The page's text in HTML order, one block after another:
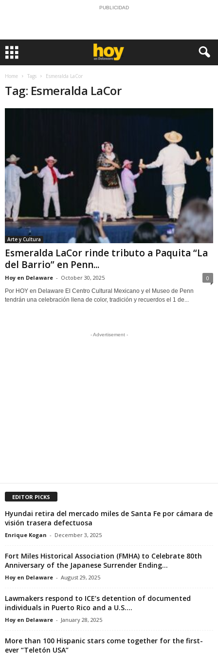
PUBLICIDAD
Home Tags Esmeralda LaCor
Tag: Esmeralda LaCor
Arte y Cultura
Esmeralda LaCor rinde tributo a Paquita “La
del Barrio” en Penn...
Hoy en Delaware - October 30, 2025 0
Por HOY en Delaware El Centro Cultural Mexicano y el Museo de Penn
tendrán una celebración llena de color, tradición y recuerdos el 1 de...
- Advertisement -
EDITOR PICKS
Hyundai retira del mercado miles de Santa Fe por cámara de
visión trasera defectuosa
Enrique Kogan - December 3, 2025
Fort Miles Historical Association (FMHA) to Celebrate 80th
Anniversary of the Japanese Surrender Ending...
Hoy en Delaware - August 29, 2025
Lawmakers respond to ICE’s detention of documented
individuals in Puerto Rico and a U.S....
Hoy en Delaware - January 28, 2025
More than 100 Hispanic stars come together for the first-
ever “Teletón USA”